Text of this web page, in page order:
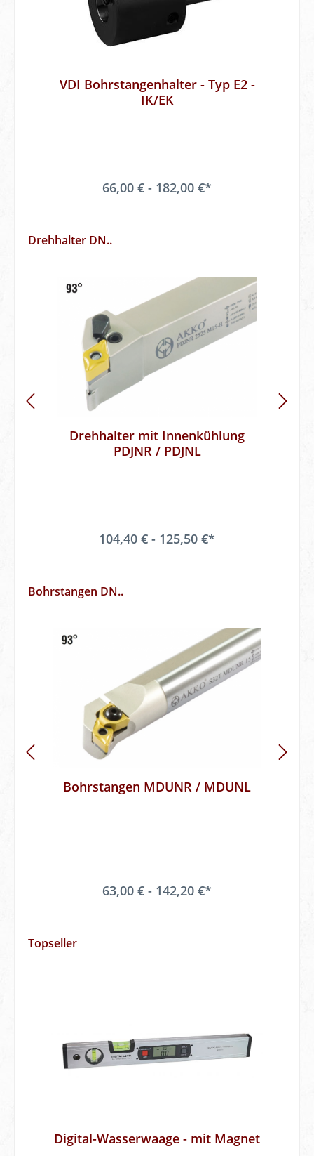
VDI Bohrstangenhalter - Typ E2 -
IK/EK
66,00 € - 182,00 €*
Drehhalter DN..
Drehhalter mit Innenkühlung
PDJNR / PDJNL
104,40 € - 125,50 €*
Bohrstangen DN..
Bohrstangen MDUNR / MDUNL
63,00 € - 142,20 €*
Topseller
Digital-Wasserwaage - mit Magnet